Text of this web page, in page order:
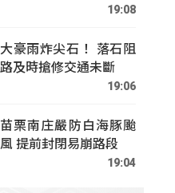
19:08
大豪雨炸尖石！ 落石阻
路及時搶修交通未斷
19:06
苗栗南庄嚴防白海豚颱
風 提前封閉易崩路段
19:04